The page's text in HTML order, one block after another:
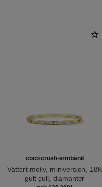
coco crush-armbånd
Vattert motiv, miniversjon, 18K
gult gull, diamanter